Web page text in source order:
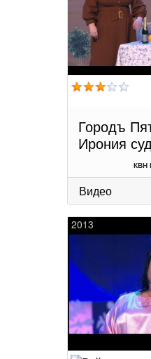
Городъ
Ирония
КВН
Видео
2013